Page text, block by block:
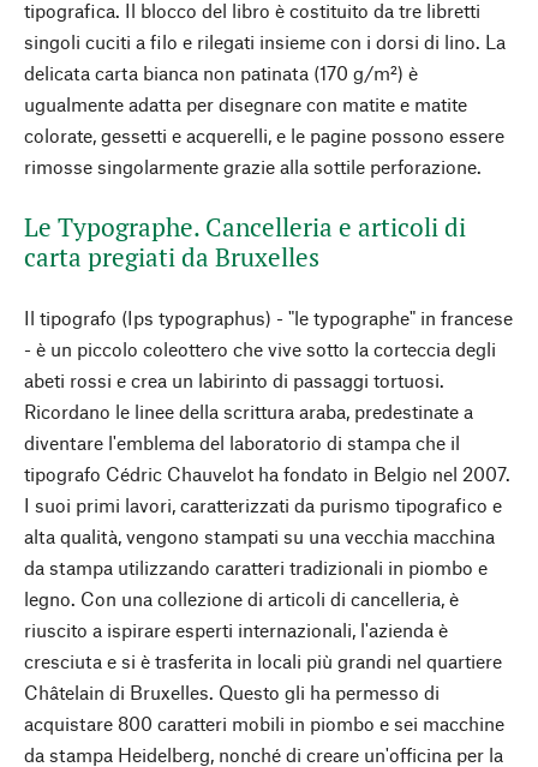
tipografica. Il blocco del libro è costituito da tre libretti
singoli cuciti a filo e rilegati insieme con i dorsi di lino. La
delicata carta bianca non patinata (170 g/m²) è
ugualmente adatta per disegnare con matite e matite
colorate, gessetti e acquerelli, e le pagine possono essere
rimosse singolarmente grazie alla sottile perforazione.
Le Typographe. Cancelleria e articoli di
carta pregiati da Bruxelles
Il tipografo (Ips typographus) - "le typographe" in francese
- è un piccolo coleottero che vive sotto la corteccia degli
abeti rossi e crea un labirinto di passaggi tortuosi.
Ricordano le linee della scrittura araba, predestinate a
diventare l'emblema del laboratorio di stampa che il
tipografo Cédric Chauvelot ha fondato in Belgio nel 2007.
I suoi primi lavori, caratterizzati da purismo tipografico e
alta qualità, vengono stampati su una vecchia macchina
da stampa utilizzando caratteri tradizionali in piombo e
legno. Con una collezione di articoli di cancelleria, è
riuscito a ispirare esperti internazionali, l'azienda è
cresciuta e si è trasferita in locali più grandi nel quartiere
Châtelain di Bruxelles. Questo gli ha permesso di
acquistare 800 caratteri mobili in piombo e sei macchine
da stampa Heidelberg, nonché di creare un'officina per la